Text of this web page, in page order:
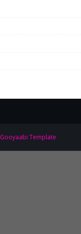
Gooyaabi Template